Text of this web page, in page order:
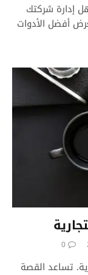
إدارة شركتك
أفضل الأدوات
0
تساعد القصة